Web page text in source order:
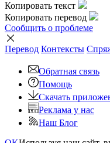
Копировать текст
Копировать перевод
Сообщить о проблеме
Перевод Контексты
Обратная связь
Помощь
Скачать
Реклама у нас
Наш Блог